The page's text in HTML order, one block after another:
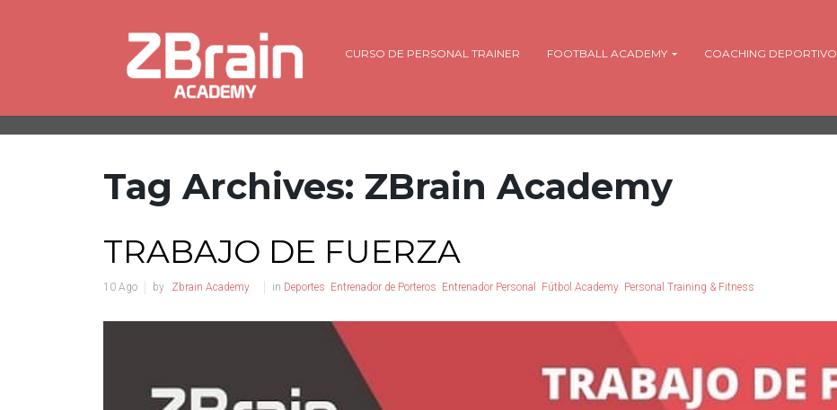
CURSO DE PERSONAL TRAINER FOOTBALL ACADEMY COACHING DEPORTIVO
Tag Archives: ZBrain Academy
TRABAJO DE FUERZA
10 Ago by Zbrain Academy in Deportes Entrenador de Porteros Entrenador Personal Fútbol Academy Personal Training & Fitness